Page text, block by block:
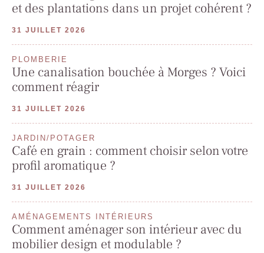
et des plantations dans un projet cohérent ?
31 JUILLET 2026
PLOMBERIE
Une canalisation bouchée à Morges ? Voici
comment réagir
31 JUILLET 2026
JARDIN/POTAGER
Café en grain : comment choisir selon votre
profil aromatique ?
31 JUILLET 2026
AMÉNAGEMENTS INTÉRIEURS
Comment aménager son intérieur avec du
mobilier design et modulable ?